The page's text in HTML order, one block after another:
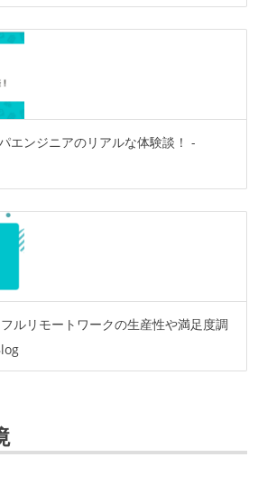
エンジニアのリアルな体験談！ -
ルリモートワークの生産性や満足度調